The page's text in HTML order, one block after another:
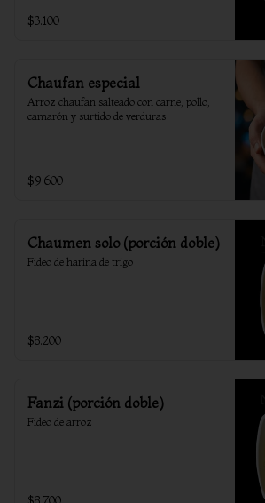
$3.100
Chaufan especial
Arroz chaufan salteado con carne, pollo,
camarón y surtido de verduras
$9.600
Chaumen solo (porción doble)
Fideo de harina de trigo
$8.200
Fanzi (porción doble)
Fideo de arroz